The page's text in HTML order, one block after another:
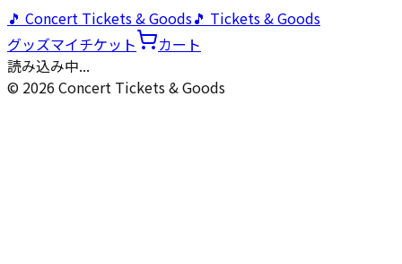
🎵 Concert Tickets & Goods🎵 Tickets & Goods
グッズマイチケット
カート
読み込み中...
© 2026 Concert Tickets & Goods